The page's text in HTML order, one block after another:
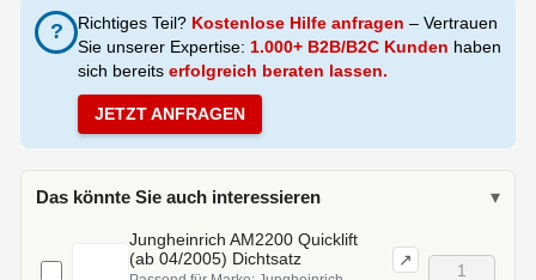
? Richtiges Teil? Kostenlose Hilfe anfragen – Vertrauen
Sie unserer Expertise: 1.000+ B2B/B2C Kunden haben
sich bereits erfolgreich beraten lassen.
JETZT ANFRAGEN
Das könnte Sie auch interessieren ▾
Jungheinrich AM2200 Quicklift
(ab 04/2005) Dichtsatz
↗